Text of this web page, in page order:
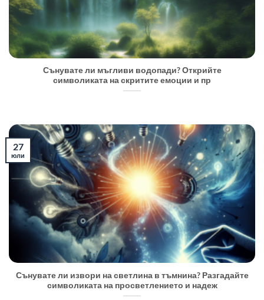
Сънувате ли мъгливи водопади? Открийте
символиката на скритите емоции и пр
Сънувате ли извори на светлина в тъмнина? Разгадайте
символиката на просветлението и надеж
27
юли